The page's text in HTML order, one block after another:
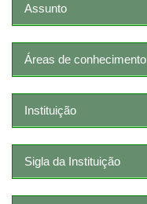
Assunto
Áreas de conhecimento
Instituição
Sigla da Instituição